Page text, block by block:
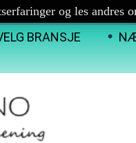
og les andres
BRANSJE